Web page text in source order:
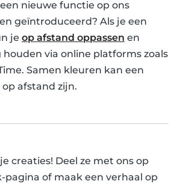
nieuwe functie op ons
geïntroduceerd? Als je een
je op afstand oppassen en
houden via online platforms zoals
Samen kleuren kan een
afstand zijn.
creaties! Deel ze met ons op
pagina of maak een verhaal op